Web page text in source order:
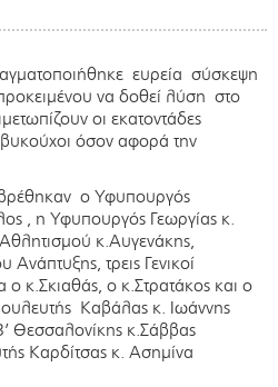
ευρεία σύσκεψη
να δοθεί λύση στο
οι εκατοντάδες
όσον αφορά την
ο Υφυπουργός
, η Υφυπουργός Γεωργίας κ.
κ.Αυγενάκης,
τρεις Γενικοί
ο κ.Σκιαθάς, ο κ.Στρατάκος και ο
Καβάλας κ. Ιωάννης
Θεσσαλονίκης κ.Σάββας
Καρδίτσας κ. Ασημίνα